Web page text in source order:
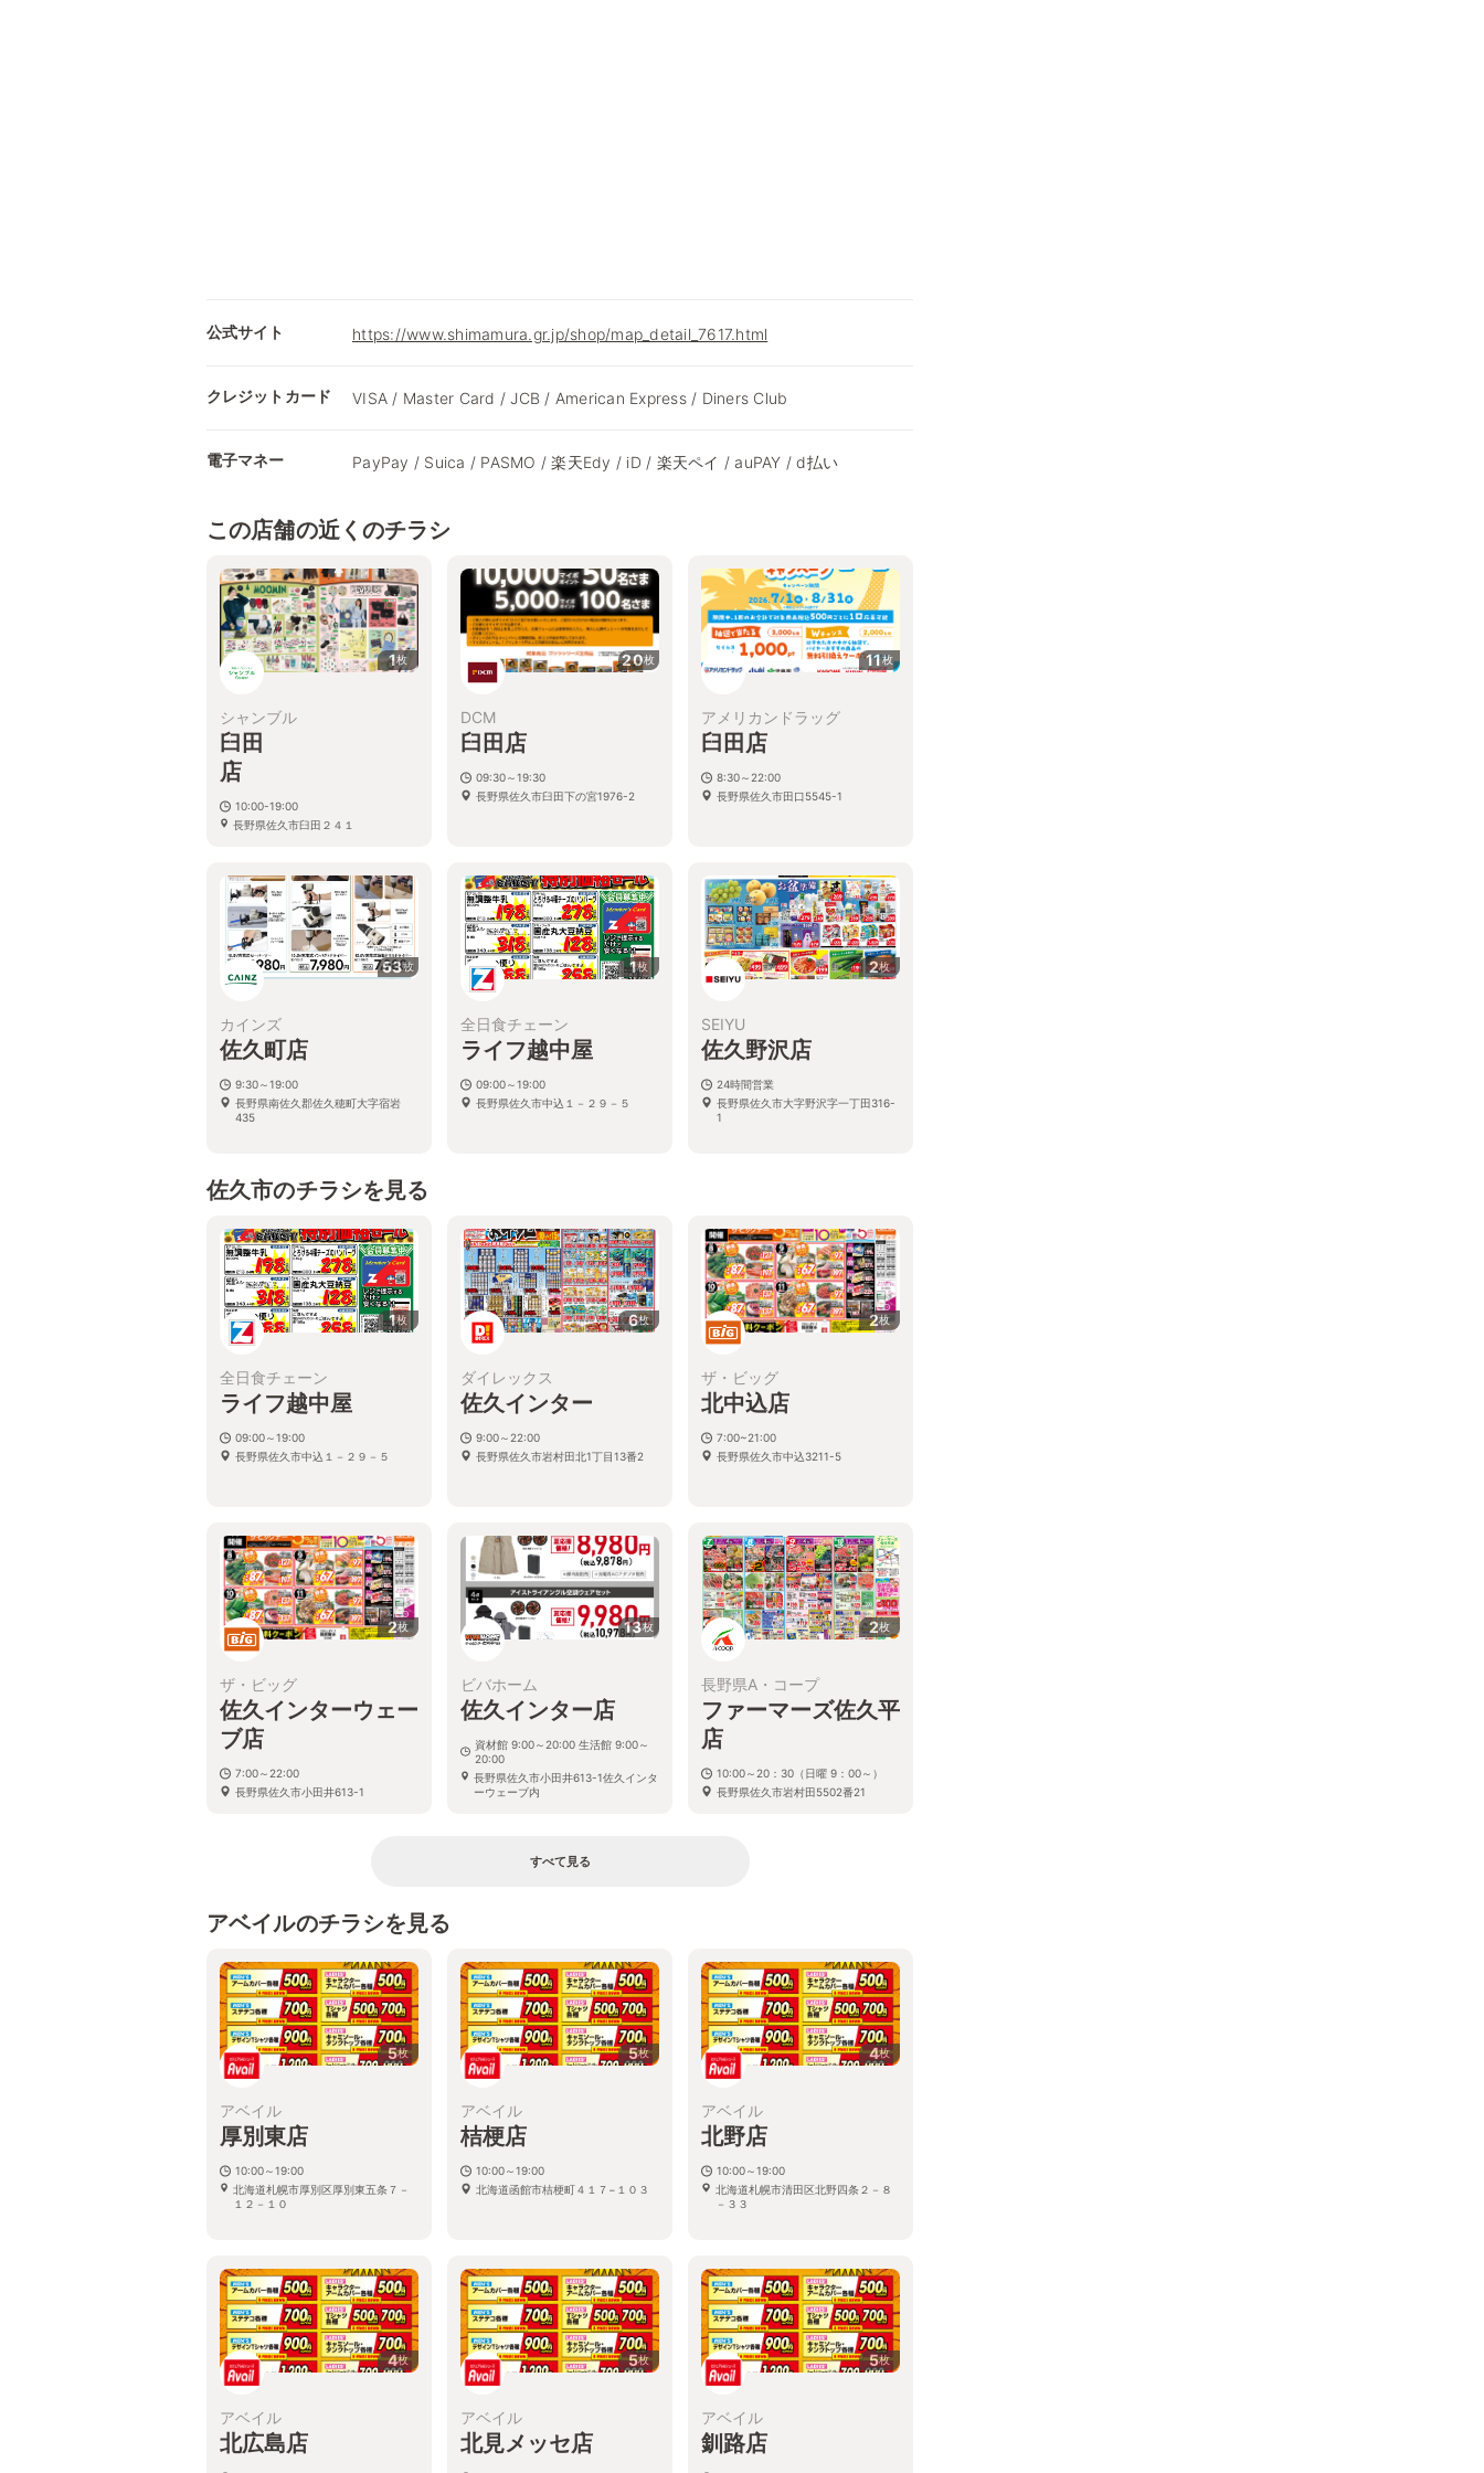
公式サイト https://www.shimamura.gr.jp/shop/map_detail_7617.html
クレジットカード VISA / Master Card / JCB / American Express / Diners Club
電子マネー PayPay / Suica / PASMO / 楽天Edy / iD / 楽天ペイ / auPAY / d払い
この店舗の近くのチラシ
1枚
シャンブル
臼田
店
10:00-19:00
長野県佐久市臼田２４１
20枚
DCM
臼田店
09:30～19:30
長野県佐久市臼田下の宮1976-2
11枚
アメリカンドラッグ
臼田店
8:30～22:00
長野県佐久市田口5545-1
53枚
カインズ
佐久町店
9:30～19:00
長野県南佐久郡佐久穂町大字宿岩
435
1枚
全日食チェーン
ライフ越中屋
09:00～19:00
長野県佐久市中込１－２９－５
2枚
SEIYU
佐久野沢店
24時間営業
長野県佐久市大字野沢字一丁田316-
1
佐久市のチラシを見る
1枚
全日食チェーン
ライフ越中屋
09:00～19:00
長野県佐久市中込１－２９－５
6枚
ダイレックス
佐久インター
9:00～22:00
長野県佐久市岩村田北1丁目13番2
2枚
ザ・ビッグ
北中込店
7:00~21:00
長野県佐久市中込3211-5
2枚
ザ・ビッグ
佐久インターウェー
ブ店
7:00～22:00
長野県佐久市小田井613-1
13枚
ビバホーム
佐久インター店
資材館 9:00～20:00 生活館 9:00～
20:00
長野県佐久市小田井613-1佐久インタ
ーウェーブ内
2枚
長野県A・コープ
ファーマーズ佐久平
店
10:00～20：30（日曜 9：00～）
長野県佐久市岩村田5502番21
すべて見る
アベイルのチラシを見る
5枚
アベイル
厚別東店
10:00～19:00
北海道札幌市厚別区厚別東五条７－
１２－１０
5枚
アベイル
桔梗店
10:00～19:00
北海道函館市桔梗町４１７−１０３
4枚
アベイル
北野店
10:00～19:00
北海道札幌市清田区北野四条２－８
－３３
4枚
アベイル
北広島店
5枚
アベイル
北見メッセ店
5枚
アベイル
釧路店